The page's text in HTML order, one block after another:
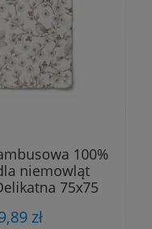
100%
niemowląt
75x75
zł